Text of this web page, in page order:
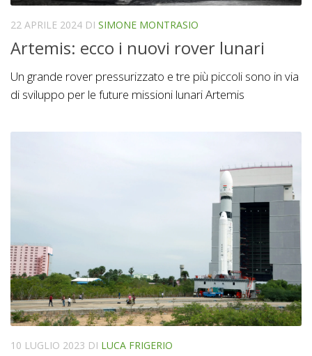
22 APRILE 2024 DI SIMONE MONTRASIO
Artemis: ecco i nuovi rover lunari
Un grande rover pressurizzato e tre più piccoli sono in via
di sviluppo per le future missioni lunari Artemis
10 LUGLIO 2023 DI LUCA FRIGERIO